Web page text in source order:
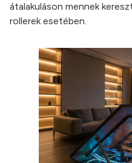
átalakuláson mennek
rollerek esetében.